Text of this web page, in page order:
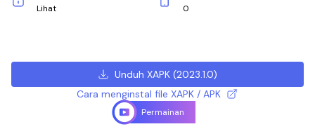
Lihat 0
Unduh XAPK(2023.1.0)
Cara menginstal file XAPK / APK
Permainan